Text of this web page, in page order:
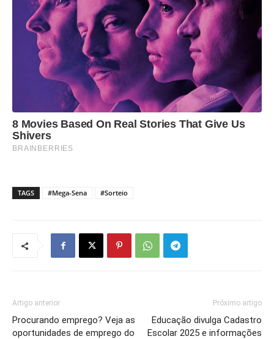
TAGS #Mega-Sena #Sorteio
Artigo anterior
Procurando emprego? Veja as
oportunidades de emprego do
Próximo artigo
Educação divulga Cadastro
Escolar 2025 e informações